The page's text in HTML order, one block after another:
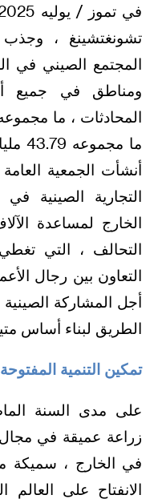
ومناطق في جميع
ما
أنشأت الجمعية
التجارية الصينية
الخارج لمساعدة
التعاون بين رجال
أجل المشاركة
الطريق لبناء أساس
تمكين التنمية المفتوحة
على مدى السنة
زراعة عميقة في مجال
في الخارج ، سميكة
الانفتاح على العالم